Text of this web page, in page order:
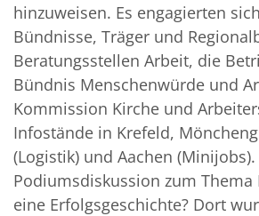
hinzuweisen. Es engagierten
Bündnisse, Träger und
Beratungsstellen Arbeit, die
Bündnis Menschenwürde und
Kommission Kirche und
Infostände in Krefeld,
(Logistik) und Aachen (Minijobs).
Podiumsdiskussion zum Thema
eine Erfolgsgeschichte? Dort